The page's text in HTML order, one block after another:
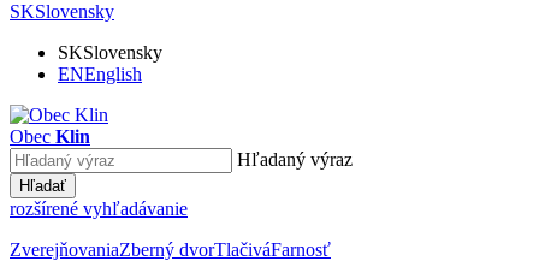
SKSlovensky
SKSlovensky
ENEnglish
Obec Klin
Hľadaný výraz
Hľadať
rozšírené vyhľadávanie
ZverejňovaniaZberný dvorTlačiváFarnosť